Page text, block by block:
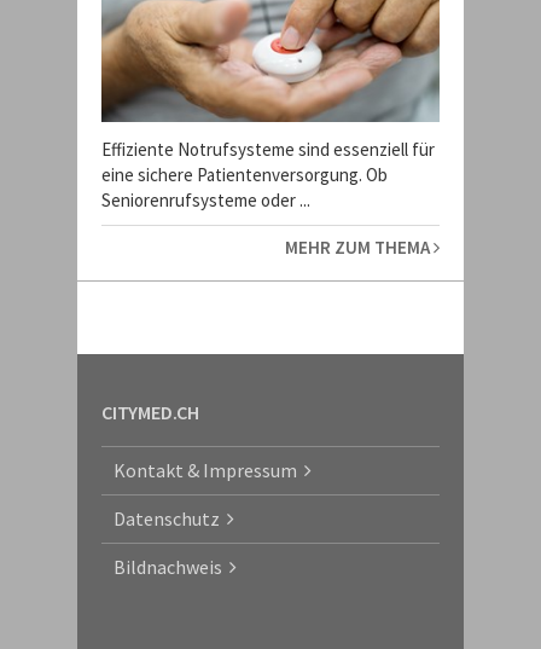
Effiziente Notrufsysteme sind essenziell für
eine sichere Patientenversorgung. Ob
Seniorenrufsysteme oder ...
MEHR ZUM THEMA
CITYMED.CH
Kontakt & Impressum
Datenschutz
Bildnachweis